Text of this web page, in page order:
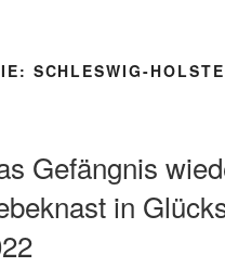
SCHLESWIG-
Gefängnis
in